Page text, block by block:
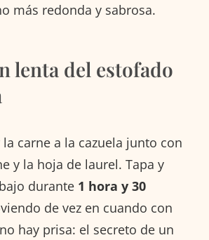
más redonda y sabrosa.
lenta del estofado
carne a la cazuela junto con
y la hoja de laurel. Tapa y
durante 1 hora y 30
de vez en cuando con
hay prisa: el secreto de un